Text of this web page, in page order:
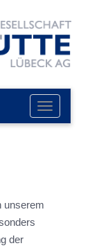
Navigation
ein-/
unserem
der